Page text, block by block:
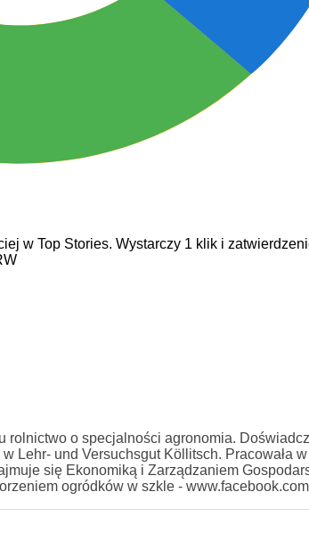
w Top Stories. Wystarczy 1 klik i
rolnictwo o specjalności agronomia.
Lehr- und Versuchsgut Köllitsch. Pracowała
się Ekonomiką i Zarządzaniem
ogródków w szkle -